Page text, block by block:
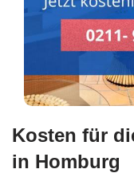
Kosten für
in Homburg